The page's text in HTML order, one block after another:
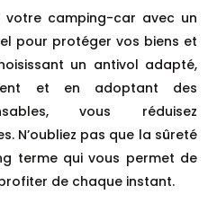
camping-car avec un
pour protéger vos biens et
un antivol adapté,
et en adoptant des
vous réduisez
N’oubliez pas que la sûreté
terme qui vous permet de
de chaque instant.